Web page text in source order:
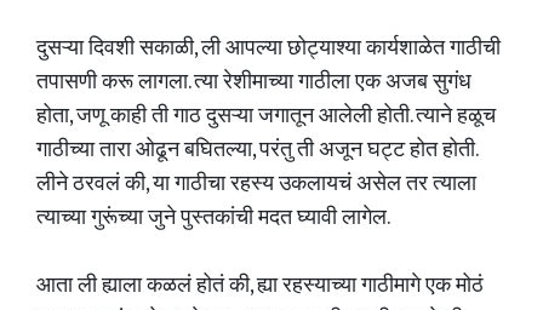
दुसऱ्या दिवशी सकाळी, ली आपल्या छोट्याश्या कार्यशाळेत गाठीची
तपासणी करू लागला. त्या रेशीमाच्या गाठीला एक अजब सुगंध
होता, जणू काही ती गाठ दुसऱ्या जगातून आलेली होती. त्याने हळूच
गाठीच्या तारा ओढून बघितल्या, परंतु ती अजून घट्ट होत होती.
लीने ठरवलं की, या गाठीचा रहस्य उकलायचं असेल तर त्याला
त्याच्या गुरूंच्या जुने पुस्तकांची मदत घ्यावी लागेल.
आता ली ह्याला कळलं होतं की, ह्या रहस्याच्या गाठीमागे एक मोठं